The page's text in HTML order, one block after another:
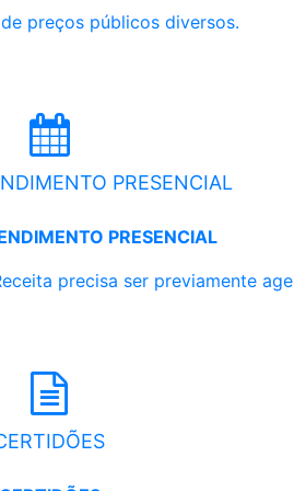
preços públicos diversos.
PRESENCIAL
PRESENCIAL
precisa ser previamente